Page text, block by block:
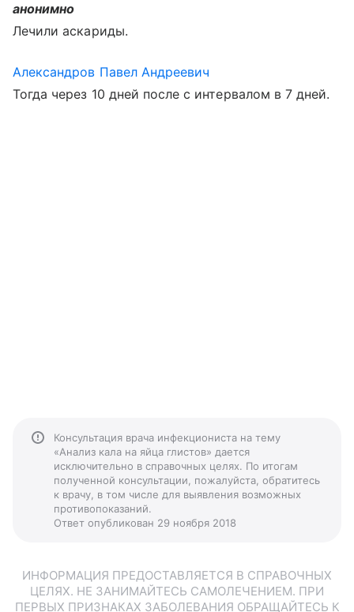
анонимно
Лечили аскариды.
Александров Павел Андреевич
Тогда через 10 дней после с интервалом в 7 дней.
Консультация врача инфекциониста на тему
«Анализ кала на яйца глистов» дается
исключительно в справочных целях. По итогам
полученной консультации, пожалуйста, обратитесь
к врачу, в том числе для выявления возможных
противопоказаний.
Ответ опубликован 29 ноября 2018
ИНФОРМАЦИЯ ПРЕДОСТАВЛЯЕТСЯ В СПРАВОЧНЫХ
ЦЕЛЯХ. НЕ ЗАНИМАЙТЕСЬ САМОЛЕЧЕНИЕМ. ПРИ
ПЕРВЫХ ПРИЗНАКАХ ЗАБОЛЕВАНИЯ ОБРАЩАЙТЕСЬ К